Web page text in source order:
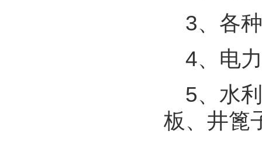
3、各
4、电
5、水
板、井篦